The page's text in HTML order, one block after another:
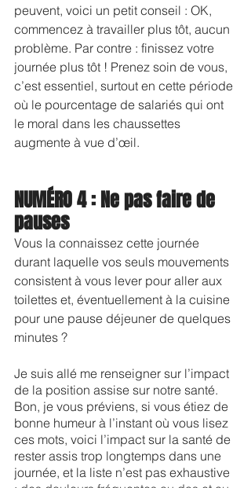
peuvent, voici un petit conseil : OK,
commencez à travailler plus tôt, aucun
problème. Par contre : finissez votre
journée plus tôt ! Prenez soin de vous,
c’est essentiel, surtout en cette période
où le pourcentage de salariés qui ont
le moral dans les chaussettes
augmente à vue d’œil.
NUMÉRO 4 : Ne pas faire de
pauses
Vous la connaissez cette journée
durant laquelle vos seuls mouvements
consistent à vous lever pour aller aux
toilettes et, éventuellement à la cuisine
pour une pause déjeuner de quelques
minutes ?
Je suis allé me renseigner sur l’impact
de la position assise sur notre santé.
Bon, je vous préviens, si vous étiez de
bonne humeur à l’instant où vous lisez
ces mots, voici l’impact sur la santé de
rester assis trop longtemps dans une
journée, et la liste n’est pas exhaustive